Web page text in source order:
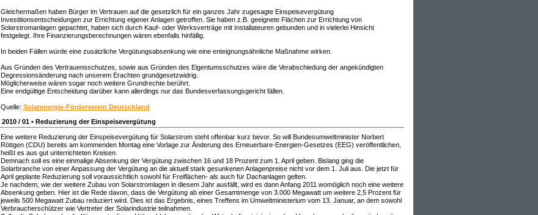
Gleichermaßen haben Bürger im Vertrauen auf die gesetzlich für ein ganzes Jahr zugesagte Einspeisevergütung
Investitionsentscheidungen zur Errichtung eigener Anlagen getroffen. Sie haben z.B. geeignete Flächen zur Errichtung von
Solarstromanlagen gepachtet, haben sich durch Kauf- oder Werksverträge mit Installateuren gebunden und in vielerlei Hinsicht
festgelegt. Ihre Finanzierungsberechnungen wären ebenfalls hinfällig.
In beiden Fällen würde eine zusätzliche Vergütungsabsenkung wie eine enteignungsähnliche Maßnahme wirken.
Aus Gründen des Vertrauensschutzes, sowie aus Gründen des Eigentumsschutzes wäre die Verabschiedung der angekündigten
Degressionsänderung nach unserem Erachten grundgesetzwidrig.
Möglicherweise wären sogar noch weitere Grundrechte berührt.
Eine endgültige Entscheidung darüber kann allerdings nur das Bundesverfassungsgericht fällen.
Quelle: Solarenergie-Förderverein Deutschland
2010 / 01 • Reduzierung der Einspeisevergütung
Eine weitere Reduzierung der Einspeisevergütung für Solarstrom steht offenbar kurz bevor. So will Bundesumweltminister Norbert
Röttgen (CDU) bereits am kommenden Montag eine Vorlage zur Änderung des Erneuerbare-Energien-Gesetzes (EEG) veröffentlichen,
heißt es aus gut unterrichteten Kreisen.
Demnach soll es eine einmalige Absenkung der Vergütung zwischen 16 und 18 Prozent zum 1. April geben. Bislang ging die
Solarbranche von einer Anpassung der Vergütung an die aktuell stark gesunkenen Anlagenpreise nicht vor dem 1. Juli aus. Die jetzt für
April geplante Reduzierung soll voraussichtlich sowohl für Freiflächen- als auch für Dachanlagen gelten.
Je nachdem, wie der weitere Zubau von Solarstromlagen in diesem Jahr ausfällt, wird es dann Anfang 2011 womöglich noch eine weitere
Absenkung geben. Hier ist die Rede davon, dass die Vergütung ab einer Gesamtmenge von 3.000 Megawatt um weitere 2,5 Prozent für
jeweils 500 Megawatt Zubau reduziert wird. Dies ist das Ergebnis, eines Treffens im Umweltministerium vom 13. Januar, an dem sowohl
Verbraucherschützer wie Vertreter der Solarindustrie teilnahmen.